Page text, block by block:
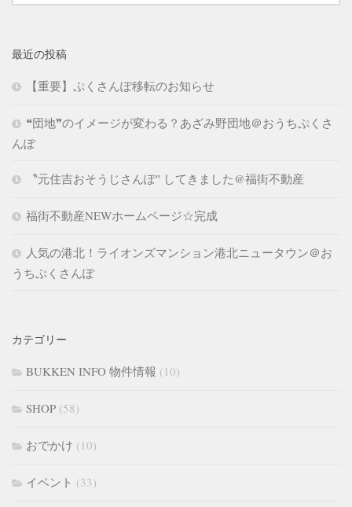
最近の投稿
【重要】ぷくさんぽ移転のお知らせ
❝団地❞のイメージが変わる？あざみ野団地＠おうちぷくさ
んぽ
〝元住吉おそうじさんぽ″ してきました@福街不動産
福街不動産NEWホームページ☆完成
人気の港北！ライオンズマンション港北ニュータウン＠お
うちぷくさんぽ
カテゴリー
BUKKEN INFO 物件情報 (10)
SHOP (58)
おでかけ (10)
イベント (33)